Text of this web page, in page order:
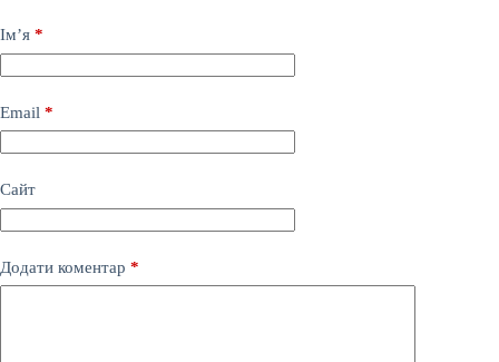
Ім’я *
Email *
Сайт
Додати коментар *